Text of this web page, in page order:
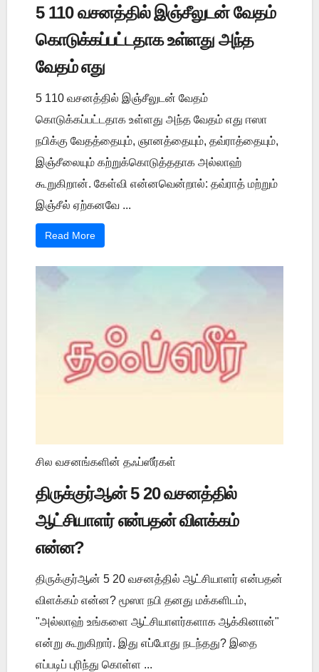
5 110 வசனத்தில் இஞ்சீலுடன் வேதம்
கொடுக்கப்பட்டதாக உள்ளது அந்த
வேதம் எது
5 110 வசனத்தில் இஞ்சீலுடன் வேதம்
கொடுக்கப்பட்டதாக உள்ளது அந்த வேதம் எது ஈஸா
நபிக்கு வேதத்தையும், ஞானத்தையும், தவ்ராத்தையும்,
இஞ்சீலையும் கற்றுக்கொடுத்ததாக அல்லாஹ்
கூறுகிறான். கேள்வி என்னவென்றால்: தவ்ராத் மற்றும்
இஞ்சீல் ஏற்கனவே ...
Read More
சில வசனங்களின் தஃப்ஸீர்கள்
திருக்குர்ஆன் 5 20 வசனத்தில்
ஆட்சியாளர் என்பதன் விளக்கம்
என்ன?
திருக்குர்ஆன் 5 20 வசனத்தில் ஆட்சியாளர் என்பதன்
விளக்கம் என்ன? மூஸா நபி தனது மக்களிடம்,
"அல்லாஹ் உங்களை ஆட்சியாளர்களாக ஆக்கினான்"
என்று கூறுகிறார். இது எப்போது நடந்தது? இதை
எப்படிப் புரிந்து கொள்ள ...